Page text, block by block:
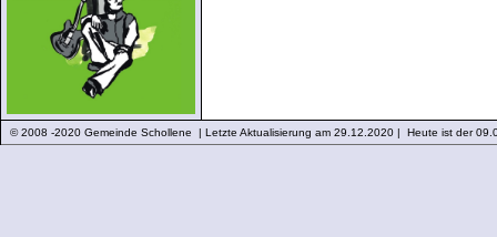
© 2008 -2020 Gemeinde Schollene | Letzte Aktualisierung am 29.12.2020 | Heute ist der